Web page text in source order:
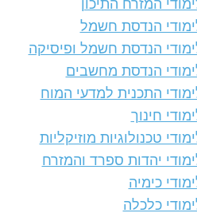
המזרח התיכון
הנדסת חשמל
הנדסת חשמל ופיסיקה
הנדסת מחשבים
התכנית למדעי המוח
חינוך
טכנולוגיות מוזיקליות
יהדות ספרד והמזרח
כימיה
כלכלה